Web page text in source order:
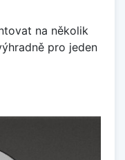
na několik
pro jeden